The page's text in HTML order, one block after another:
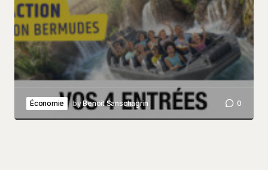
Économie byBenoit Sanschagrin 0